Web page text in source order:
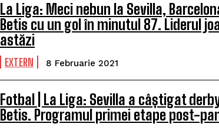
La Liga: Meci nebun la Sevilla,
Betis cu un gol în minutul 87. Liderul
astăzi
EXTERN 8 Februarie 2021
Fotbal | La Liga: Sevilla a câștigat
Betis. Programul primei etape post-